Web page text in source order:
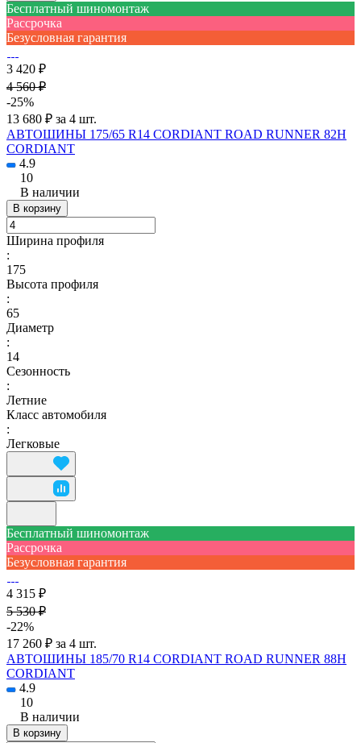
Бесплатный шиномонтаж
Рассрочка
Безусловная гарантия
3 420 ₽
4 560 ₽
-25%
13 680 ₽ за 4 шт.
АВТОШИНЫ 175/65 R14 CORDIANT ROAD RUNNER 82H
CORDIANT
4.9
10
В наличии
В корзину
Ширина профиля
:
175
Высота профиля
:
65
Диаметр
:
14
Сезонность
:
Летние
Класс автомобиля
:
Легковые
Бесплатный шиномонтаж
Рассрочка
Безусловная гарантия
4 315 ₽
5 530 ₽
-22%
17 260 ₽ за 4 шт.
АВТОШИНЫ 185/70 R14 CORDIANT ROAD RUNNER 88H
CORDIANT
4.9
10
В наличии
В корзину